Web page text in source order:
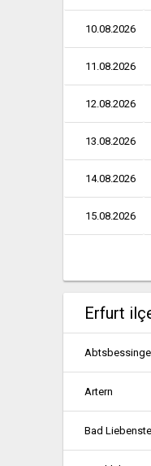
10.08.2026
11.08.2026
12.08.2026
13.08.2026
14.08.2026
15.08.2026
Erfurt
Artern
Bad